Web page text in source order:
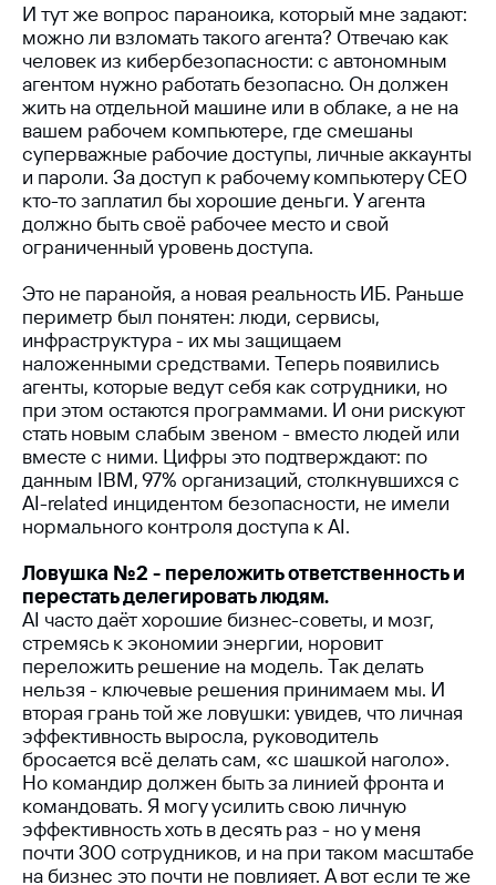
И тут же вопрос параноика, который мне задают:
можно ли взломать такого агента? Отвечаю как
человек из кибербезопасности: с автономным
агентом нужно работать безопасно. Он должен
жить на отдельной машине или в облаке, а не на
вашем рабочем компьютере, где смешаны
суперважные рабочие доступы, личные аккаунты
и пароли. За доступ к рабочему компьютеру CEO
кто-то заплатил бы хорошие деньги. У агента
должно быть своё рабочее место и свой
ограниченный уровень доступа.
Это не паранойя, а новая реальность ИБ. Раньше
периметр был понятен: люди, сервисы,
инфраструктура - их мы защищаем
наложенными средствами. Теперь появились
агенты, которые ведут себя как сотрудники, но
при этом остаются программами. И они рискуют
стать новым слабым звеном - вместо людей или
вместе с ними. Цифры это подтверждают: по
данным IBM, 97% организаций, столкнувшихся с
AI-related инцидентом безопасности, не имели
нормального контроля доступа к AI.
Ловушка №2 - переложить ответственность и
перестать делегировать людям.
AI часто даёт хорошие бизнес-советы, и мозг,
стремясь к экономии энергии, норовит
переложить решение на модель. Так делать
нельзя - ключевые решения принимаем мы. И
вторая грань той же ловушки: увидев, что личная
эффективность выросла, руководитель
бросается всё делать сам, «с шашкой наголо».
Но командир должен быть за линией фронта и
командовать. Я могу усилить свою личную
эффективность хоть в десять раз - но у меня
почти 300 сотрудников, и на при таком масштабе
на бизнес это почти не повлияет. А вот если те же